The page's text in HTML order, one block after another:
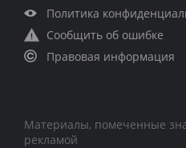
Политика
Сообщить об ошибке
Правовая информация
Материалы, помеченные
рекламой